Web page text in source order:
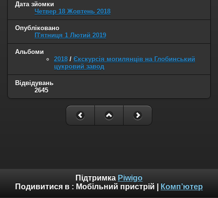
Дата зйомки
Четвер 18 Жовтень 2018
Опубліковано
П'ятниця 1 Лютий 2019
Альбоми
2018 / Єкскурсія могилянців на Глобинський
цукровий завод
Відвідувань
2645
Підтримка Piwigo
Подивитися в : Мобільний пристрій Комп’ютер